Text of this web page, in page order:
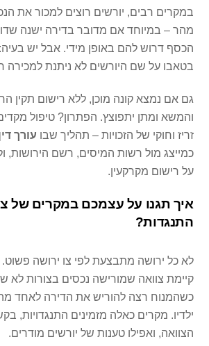
במקרים רבים, יורשים רוצים למכור את
מהר – במיוחד אם מדובר בדירה ישנה
הכסף דרוש להם באופן מידי. אבל יש
בטאבו על שם היורשים לא ניתנת למכירה
גם אם נמצא קונה מוכן, ללא רישום תקין
והמשא ומתן יתפוצץ. הפתרון? טיפול
זריז וחוקי של הזכויות – תהליך שבו עורך
כמייצג מול רשות המיסים, רשם הירושות,
על רישום מקרקעין.
איך תגנו על עצמכם במקרים של
התנגדות?
לא כל ירושה מתבצעת לפי צו ירושה
קיימת צוואה שמורישה נכסים בצורות לא
כשהמנוח רצה להוריש את הדירה לאחד
ילדיו. מקרים כאלה מזמינים התנגדויות,
הצוואה, ואפילו טענות של יורשים מודרים.